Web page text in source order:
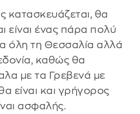
κατασκευάζεται, θα
είναι ένας πάρα πολύ
όλη τη Θεσσαλία αλλά
καθώς θα
με τα Γρεβενά με
είναι και γρήγορος
ασφαλής.